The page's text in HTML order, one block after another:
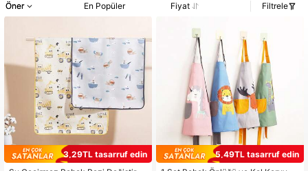
Öner En Popüler Fiyat Filtrele
3,29TL tasarruf edin
5,49TL tasarruf edin